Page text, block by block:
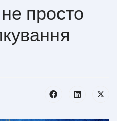
просто